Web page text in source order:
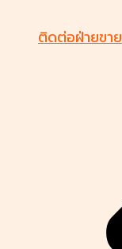
ติดต่อฝ่ายขาย